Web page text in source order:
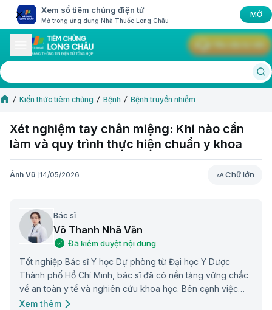
Xem sổ tiêm chủng điện tử
Mở trong ứng dụng Nhà Thuốc Long Châu
MỞ
Kiến thức tiêm chủng Bệnh Bệnh truyền nhiễm
Xét nghiệm tay chân miệng: Khi nào cần
làm và quy trình thực hiện chuẩn y khoa
Ánh Vũ 14/05/2026 Chữ lớn
Bác sĩ
Võ Thanh Nhã Văn
Đã kiểm duyệt nội dung
Tốt nghiệp Bác sĩ Y học Dự phòng từ Đại học Y Dược
Thành phố Hồ Chí Minh, bác sĩ đã có nền tảng vững chắc
về an toàn y tế và nghiên cứu khoa học. Bên cạnh việc
hoàn thành khóa huấn luyện an toàn Sơ cấp cứu tại SAFI,
Xem thêm